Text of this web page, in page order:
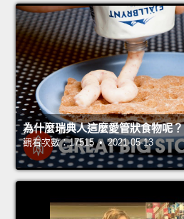
為什麼瑞典人這麼愛管狀食物呢？
觀看次數：17515 • 2021-05-13